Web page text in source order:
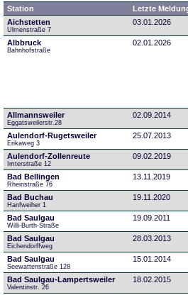
Station Letzte
Aichstetten
Ulmenstraße 7
03.01.2026
Albbruck
Bahnhofstraße
02.01.2026
Allmannsweiler
Eggatsweilerstr.28
02.09.2014
Aulendorf-Rugetsweiler
Erikaweg 3
25.07.2013
Aulendorf-Zollenreute
Imterstraße 12
09.02.2019
Bad Bellingen
Rheinstraße 76
13.11.2019
Bad Buchau
Hanfweiher 1
19.11.2020
Bad Saulgau
Willi-Burth-Straße
19.09.2011
Bad Saulgau
Eichendorffweg
28.03.2013
Bad Saulgau
Seewattenstraße 128
15.01.2014
Bad Saulgau-Lampertsweiler
Valentinstr. 26
18.02.2015